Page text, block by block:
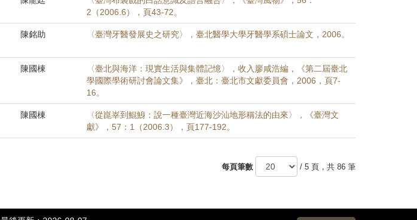
2（2006.6），頁43-72。
陳銘助 〈臺灣牙醫發展史之研究〉，臺北醫學大學牙醫學系碩士論文，2006。
陳國棟
〈臺北與海洋：現實生活與集體記憶〉，收入廖咸浩編，《第二屆臺北
學國際學術研討會論文集》，臺北：臺北市文獻委員會，2006，頁7-
16。
陳國棟
〈從崑峷到鯤鯓：說一種臺灣近海沙汕地形稱法的由來〉，《臺灣文
獻》，57：1（2006.3），頁177-192。
每頁筆數 / 5 頁，共 86 筆